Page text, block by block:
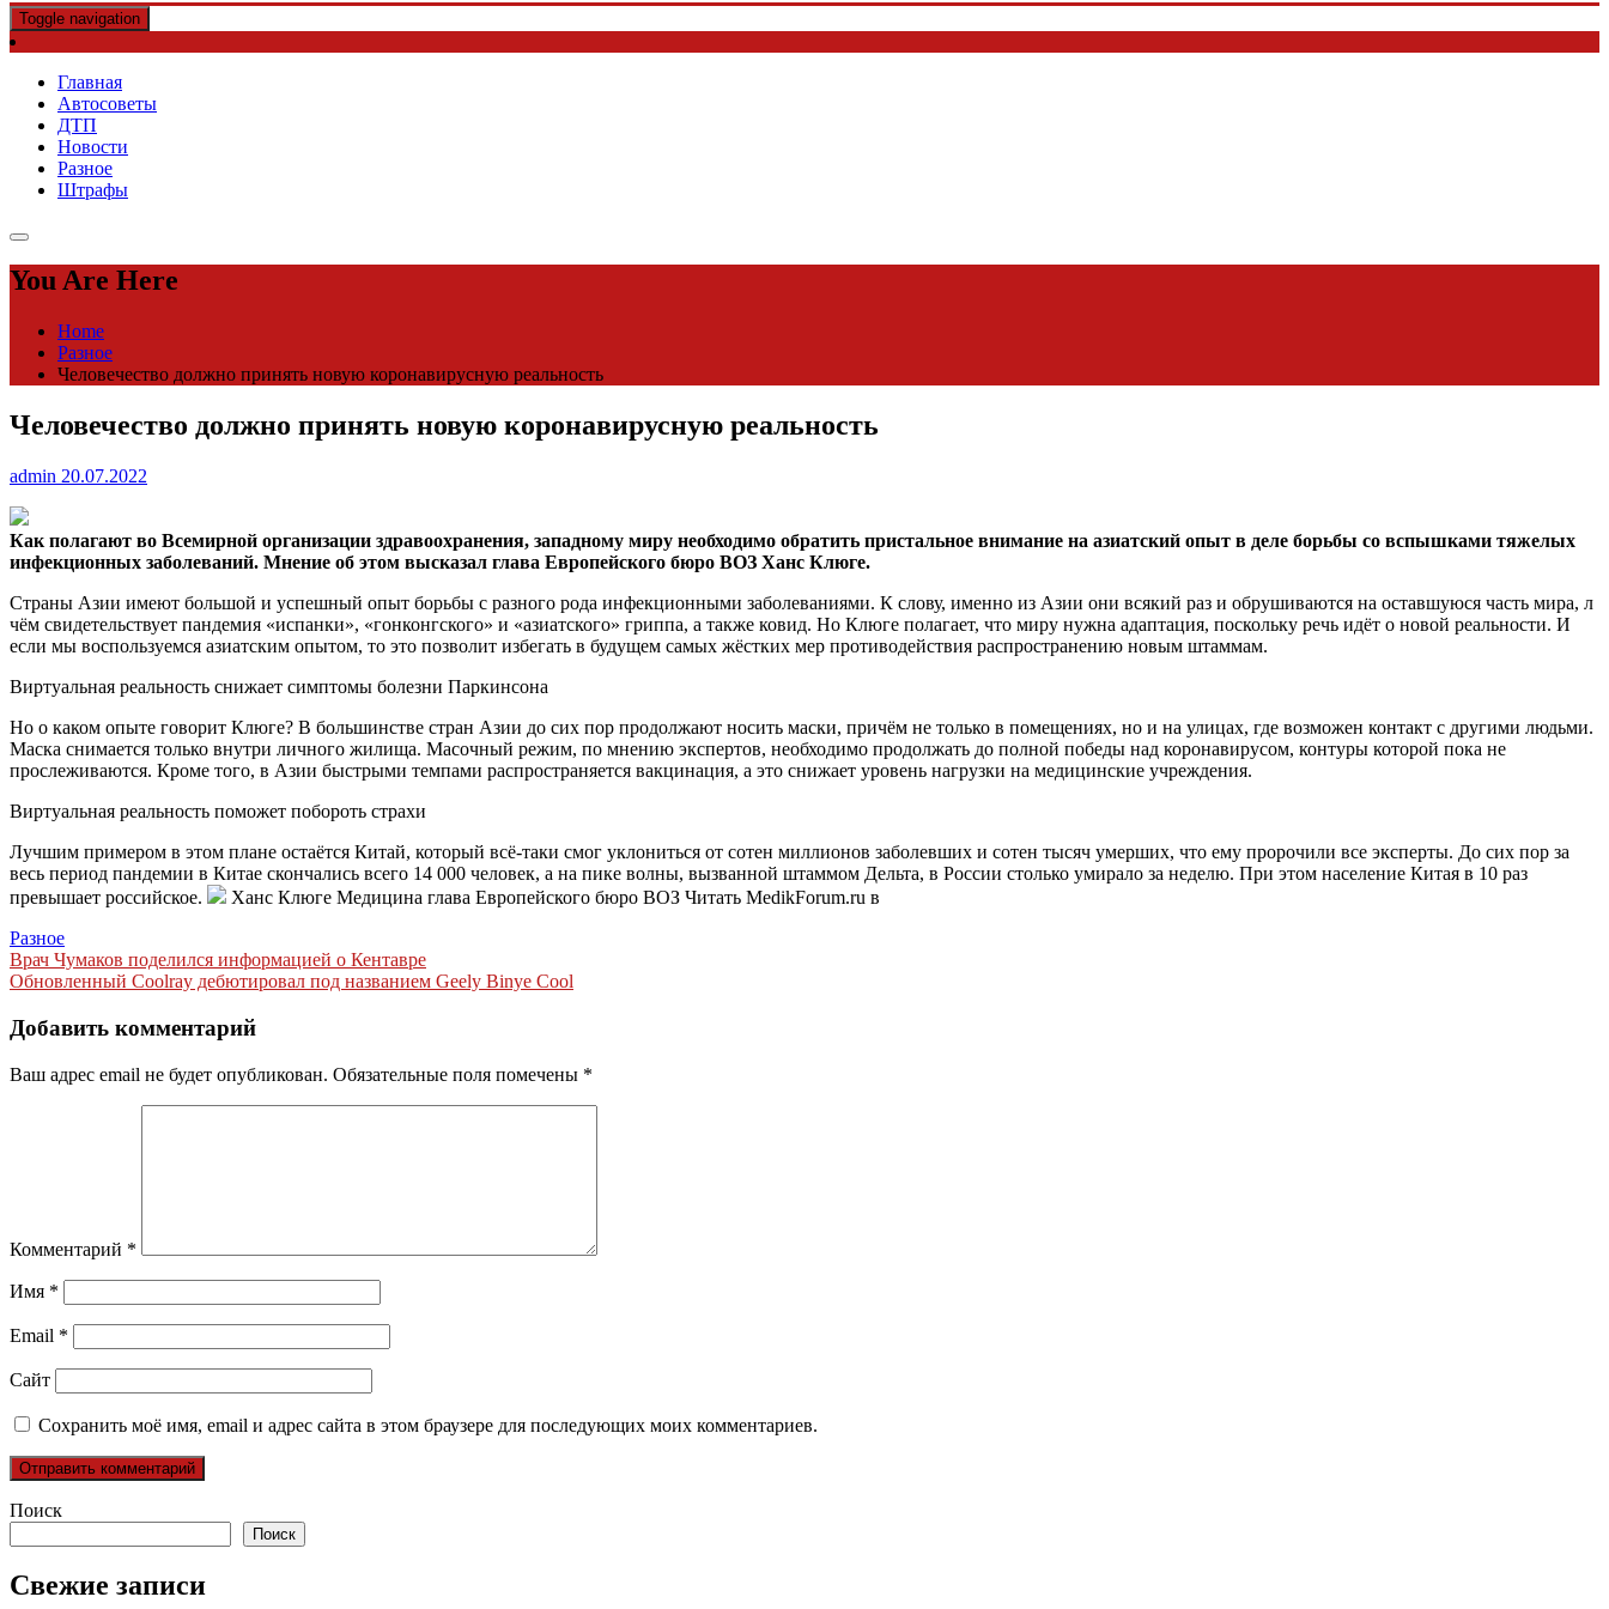
Toggle navigation
Главная
Автосоветы
ДТП
Новости
Разное
Штрафы
You Are Here
Home
Разное
Человечество должно принять новую коронавирусную реальность
Человечество должно принять новую коронавирусную реальность
admin 20.07.2022
Как полагают во Всемирной организации здравоохранения, западному миру необходимо обратить пристальное внимание на азиатский опыт в деле борьбы со вспышками тяжелых
инфекционных заболеваний. Мнение об этом высказал глава Европейского бюро ВОЗ Ханс Клюге.
Страны Азии имеют большой и успешный опыт борьбы с разного рода инфекционными заболеваниями. К слову, именно из Азии они всякий раз и обрушиваются на оставшуюся часть мира, л
чём свидетельствует пандемия «испанки», «гонконгского» и «азиатского» гриппа, а также ковид. Но Клюге полагает, что миру нужна адаптация, поскольку речь идёт о новой реальности. И
если мы воспользуемся азиатским опытом, то это позволит избегать в будущем самых жёстких мер противодействия распространению новым штаммам.
Виртуальная реальность снижает симптомы болезни Паркинсона
Но о каком опыте говорит Клюге? В большинстве стран Азии до сих пор продолжают носить маски, причём не только в помещениях, но и на улицах, где возможен контакт с другими людьми.
Маска снимается только внутри личного жилища. Масочный режим, по мнению экспертов, необходимо продолжать до полной победы над коронавирусом, контуры которой пока не
прослеживаются. Кроме того, в Азии быстрыми темпами распространяется вакцинация, а это снижает уровень нагрузки на медицинские учреждения.
Виртуальная реальность поможет побороть страхи
Лучшим примером в этом плане остаётся Китай, который всё-таки смог уклониться от сотен миллионов заболевших и сотен тысяч умерших, что ему пророчили все эксперты. До сих пор за
весь период пандемии в Китае скончались всего 14 000 человек, а на пике волны, вызванной штаммом Дельта, в России столько умирало за неделю. При этом население Китая в 10 раз
превышает российское.
Ханс Клюге Медицина глава Европейского бюро ВОЗ Читать MedikForum.ru в
Разное
Навигация
по
записям
Врач Чумаков поделился информацией о Кентавре
Обновленный Coolray дебютировал под названием Geely Binye Cool
Добавить комментарий
Ваш адрес email не будет опубликован. Обязательные поля помечены *
Комментарий *
Имя *
Email *
Сайт
Сохранить моё имя, email и адрес сайта в этом браузере для последующих моих комментариев.
Поиск
Поиск
Свежие записи